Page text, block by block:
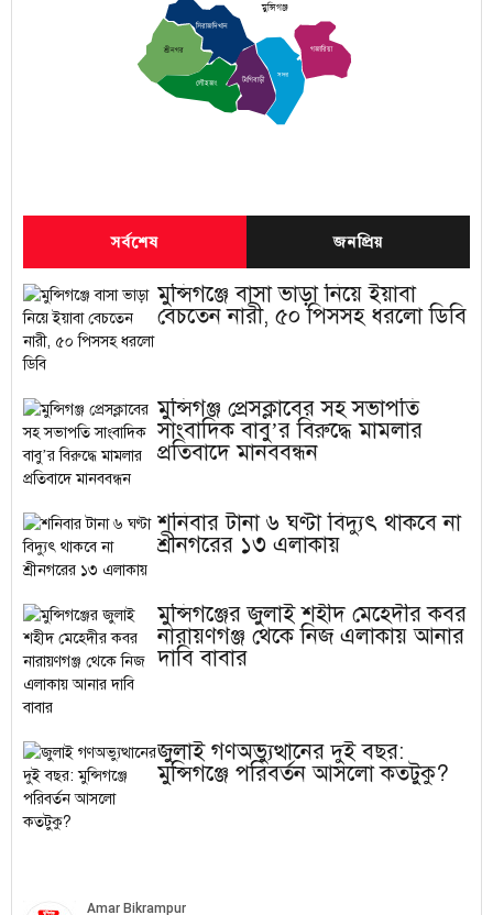
শ্রীনগর
সিরাজদিখান
টংগিবাড়ী
সদর
গজারিয়া
লৌহজং
মুন্সিগঞ্জ
সর্বশেষ জনপ্রিয়
মুন্সিগঞ্জে বাসা ভাড়া নিয়ে ইয়াবা
বেচতেন নারী, ৫০ পিসসহ ধরলো ডিবি
মুন্সিগঞ্জ প্রেসক্লাবের সহ সভাপতি
সাংবাদিক বাবু’র বিরুদ্ধে মামলার
প্রতিবাদে মানববন্ধন
শনিবার টানা ৬ ঘণ্টা বিদ্যুৎ থাকবে না
শ্রীনগরের ১৩ এলাকায়
মুন্সিগঞ্জের জুলাই শহীদ মেহেদীর কবর
নারায়ণগঞ্জ থেকে নিজ এলাকায় আনার
দাবি বাবার
জুলাই গণঅভ্যুত্থানের দুই বছর:
মুন্সিগঞ্জে পরিবর্তন আসলো কতটুকু?